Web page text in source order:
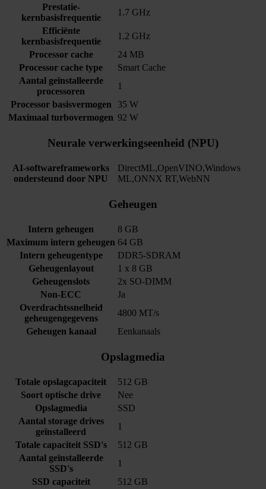
Prestatie-
kernbasisfrequentie
1.7 GHz
Efficiënte
kernbasisfrequentie
1.2 GHz
Processor cache
24 MB
Processor cache type
Smart Cache
Aantal geïnstalleerde
processoren
1
Processor basisvermogen
35 W
Maximaal turbovermogen 92 W
Neurale verwerkingseenheid (NPU)
AI-softwareframeworks
ondersteund door NPU
DirectML,OpenVINO,Windows
ML,ONNX RT,WebNN
Geheugen
Intern geheugen
8 GB
Maximum intern geheugen 64 GB
Intern geheugentype
DDR5-SDRAM
Geheugenlayout
1 x 8 GB
Geheugenslots
2x SO-DIMM
Non-ECC
Ja
Overdrachtssnelheid
geheugengegevens
4800 MT/s
Geheugen kanaal
Eenkanaals
Opslagmedia
Totale opslagcapaciteit
512 GB
Soort optische drive
Nee
Opslagmedia
SSD
Aantal storage drives
geïnstalleerd
1
Totale capaciteit SSD's
512 GB
Aantal geïnstalleerde
SSD's
1
SSD capaciteit
512 GB